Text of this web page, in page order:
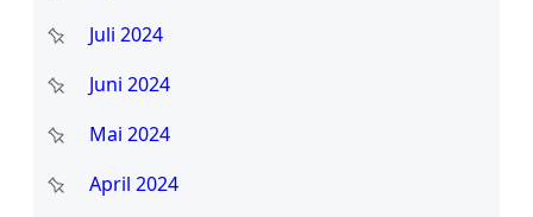
Juli 2024
Juni 2024
Mai 2024
April 2024